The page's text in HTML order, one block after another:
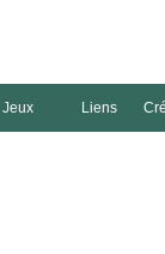
Jeux Liens